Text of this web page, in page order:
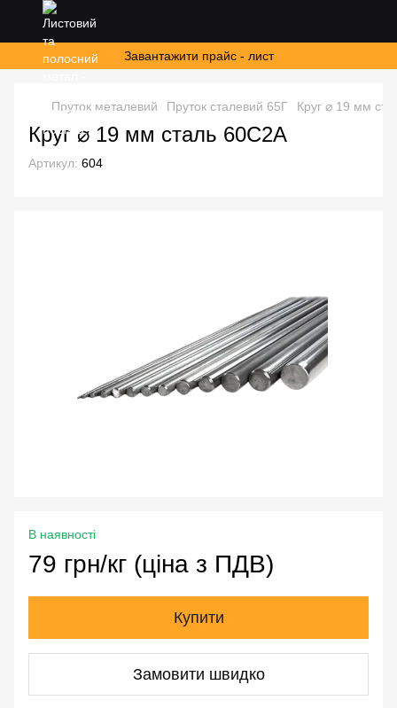
Завантажити прайс - лист
Пруток металевий Пруток сталевий 65Г Круг ⌀ 19 мм
Круг ⌀ 19 мм сталь 60С2А
Артикул: 604
В наявності
79 грн/кг (ціна з ПДВ)
Купити
Замовити швидко